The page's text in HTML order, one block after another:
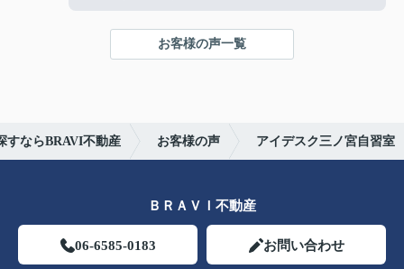
を迎える事ができました。
心より感謝申し上げます。
お客様の声一覧
すならBRAVI不動産 お客様の声 アイデスク三ノ宮自習室
ＢＲＡＶＩ不動産
06-6585-0183 お問い合わせ